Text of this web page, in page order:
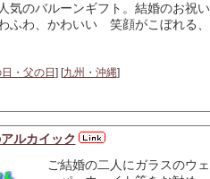
気のバルーンギフト。結婚のお祝
ふわ、かわいい 笑顔がこぼれる
・父の日 ] [九州・沖縄]
ルカイック
ご結婚の二人にガラスのウ